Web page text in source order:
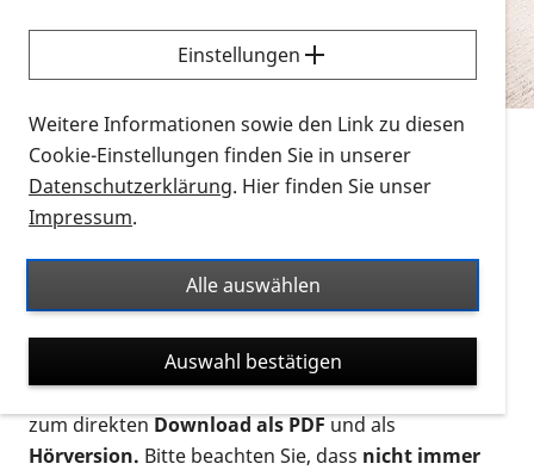
Sie möchten wissen, wie Sie nach Infonmaterial
suchen und dieses bestellen bzw. herunterladen
können? Schauen Sie sich dieErklärvideos zum
Thema Infomaterial auf der PRO RETINA-Website
für blinde und sehbehinderte Menschen an.
Auf dieser Seite finden Sie sämtliches Infomaterial
Ort. Nutzen Sie den Formatfilter, um ausschließlich
nach Flyern und Broschüren, Audios oder Videos zu
suchen. Die meisten Flyer und Broschüren werden in
verschiedenen Formaten angeboten: zur
postalischen Bestellung als gedruckte Variante
zum direktenDownload als PDFund als
Hörversion. Bitte beachten Sie, dass nicht immer
Einstellungen
Weitere Informationen sowie den Link zu diesen
Cookie-Einstellungen finden Sie in unserer
Datenschutzerklärung. Hier finden Sie unser
Impressum.
Alle auswählen
Auswahl bestätigen